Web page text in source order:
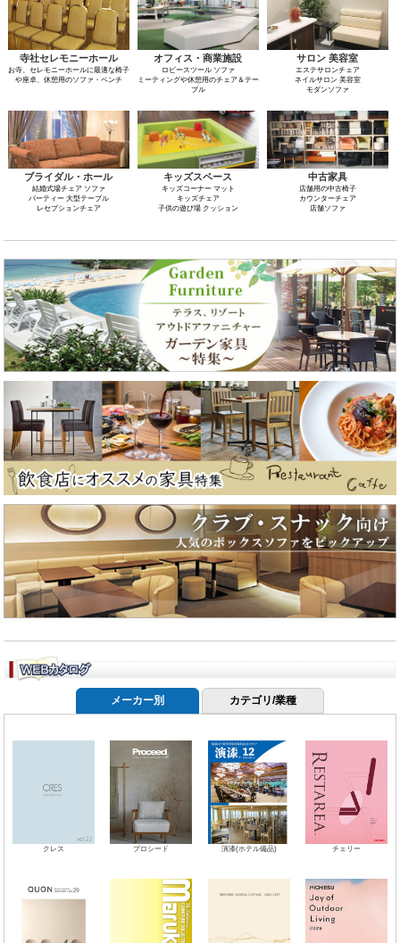
寺社セレモニーホール
お寺、セレモニーホールに最適な椅子
や座卓、休憩用のソファ・ベンチ
オフィス・商業施設
ロビースツール ソファ
ミーティングや休憩用のチェア＆テー
ブル
サロン 美容室
エステサロンチェア
ネイルサロン 美容室
モダンソファ
ブライダル・ホール
結婚式場チェア ソファ
パーティー 大型テーブル
レセプションチェア
キッズスペース
キッズコーナー マット
キッズチェア
子供の遊び場 クッション
中古家具
店舗用の中古椅子
カウンターチェア
店舗ソファ
メーカー別 カテゴリ/業種
クレス プロシード 演漆(ホテル備品) チェリー